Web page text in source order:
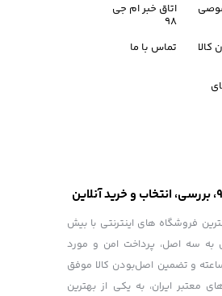
کالا
اتاق خبر ام جی
98
تماس با ما
بهترین فروشگاه های اینترنتی با بیش
به سه اصل، پرداخت امن و مورد
کاربران، پشتیبانی 24 ساعته و تضمین اصل‌بودن کالا موفق
معتبر ایران، به یکی از بهترین